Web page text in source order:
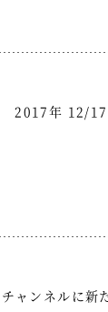
2017年 12/
ンネルに新